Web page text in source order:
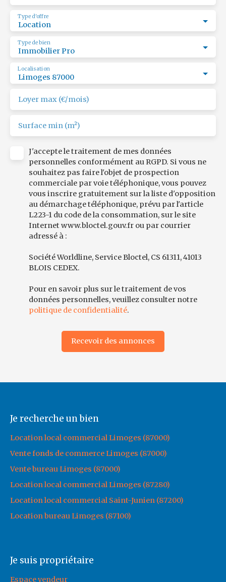
Location
Type d'offre
Immobilier Pro
Type de bien
Limoges 87000
Localisation
Loyer max (€/mois)
Surface min (m²)
J'accepte le traitement de mes données
personnelles conformément au RGPD. Si vous ne
souhaitez pas faire l'objet de prospection
commerciale par voie téléphonique, vous pouvez
vous inscrire gratuitement sur la liste d'opposition
au démarchage téléphonique, prévu par l'article
L223-1 du code de la consommation, sur le site
Internet www.bloctel.gouv.fr ou par courrier
adressé à :
Société Worldline, Service Bloctel, CS 61311, 41013
BLOIS CEDEX.
Pour en savoir plus sur le traitement de vos
données personnelles, veuillez consulter notre
politique de confidentialité.
Recevoir des annonces
Je recherche un bien
Location local commercial Limoges (87000)
Vente fonds de commerce Limoges (87000)
Vente bureau Limoges (87000)
Location local commercial Limoges (87280)
Location local commercial Saint-Junien (87200)
Location bureau Limoges (87100)
Je suis propriétaire
Espace vendeur